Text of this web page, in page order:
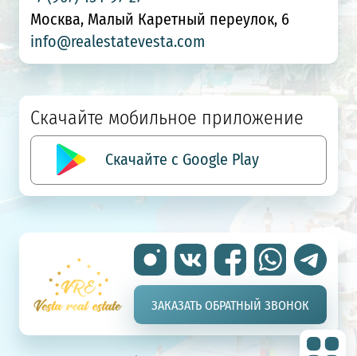
ЗАКАЗАТЬ ОБРАТНЫЙ ЗВОНОК
Москва, Малый Каретный переулок, 6
info@realestatevesta.com
Скачайте мобильное приложение
Скачайте с Google Play